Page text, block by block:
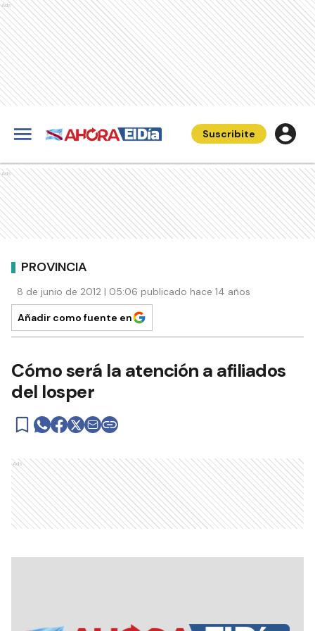
Ads
Suscribite
Ads
PROVINCIA
8 de junio de 2012 | 05:06 publicado hace 14 años
Añadir como fuente en
Cómo será la atención a afiliados
del Iosper
Ads